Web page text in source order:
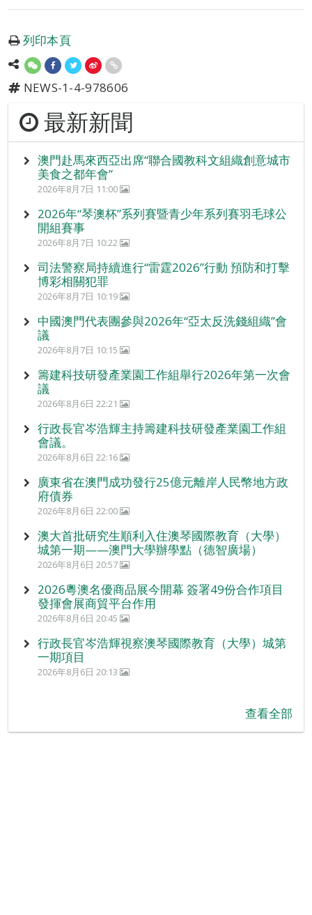
列印本頁
NEWS-1-4-978606
最新新聞
澳門赴馬來西亞出席“聯合國教科文組織創意城市
美食之都年會”
2026年8月7日 11:00
2026年“琴澳杯”系列賽暨青少年系列賽羽毛球公
開組賽事
2026年8月7日 10:22
司法警察局持續進行“雷霆2026”行動 預防和打擊
博彩相關犯罪
2026年8月7日 10:19
中國澳門代表團參與2026年“亞太反洗錢組織”會
議
2026年8月7日 10:15
籌建科技研發產業園工作組舉行2026年第一次會
議
2026年8月6日 22:21
行政長官岑浩輝主持籌建科技研發產業園工作組
會議。
2026年8月6日 22:16
廣東省在澳門成功發行25億元離岸人民幣地方政
府債券
2026年8月6日 22:00
澳大首批研究生順利入住澳琴國際教育（大學）
城第一期——澳門大學辦學點（德智廣場）
2026年8月6日 20:57
2026粵澳名優商品展今開幕 簽署49份合作項目
發揮會展商貿平台作用
2026年8月6日 20:45
行政長官岑浩輝視察澳琴國際教育（大學）城第
一期項目
2026年8月6日 20:13
查看全部